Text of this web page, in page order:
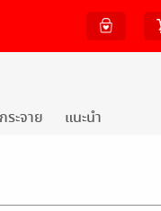
ระจาย แนะนำ